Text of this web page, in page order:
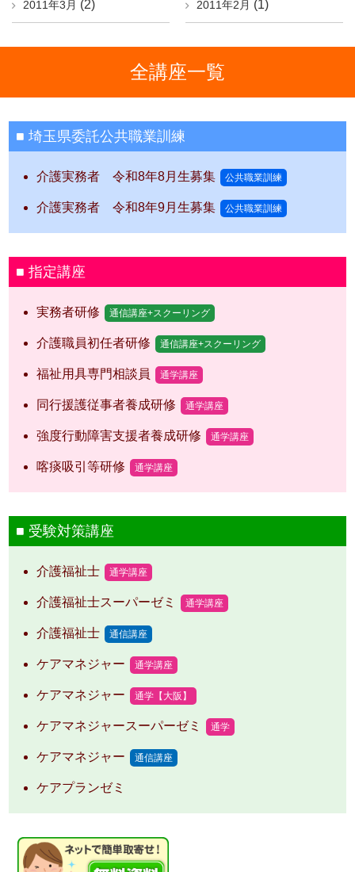
2011年3月 (2) 2011年2月 (1)
全講座一覧
埼玉県委託公共職業訓練
介護実務者 令和8年8月生募集 公共職業訓練
介護実務者 令和8年9月生募集 公共職業訓練
指定講座
実務者研修 通信講座+スクーリング
介護職員初任者研修 通信講座+スクーリング
福祉用具専門相談員 通学講座
同行援護従事者養成研修 通学講座
強度行動障害支援者養成研修 通学講座
喀痰吸引等研修 通学講座
受験対策講座
介護福祉士 通学講座
介護福祉士スーパーゼミ 通学講座
介護福祉士 通信講座
ケアマネジャー 通学講座
ケアマネジャー 通学【大阪】
ケアマネジャースーパーゼミ 通学
ケアマネジャー 通信講座
ケアプランゼミ